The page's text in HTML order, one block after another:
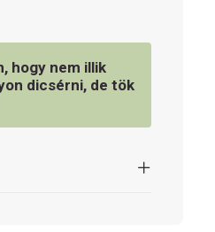
hogy nem illik
dicsérni, de tök